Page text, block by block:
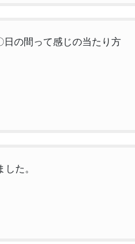
日の間って感じの当たり方
た。